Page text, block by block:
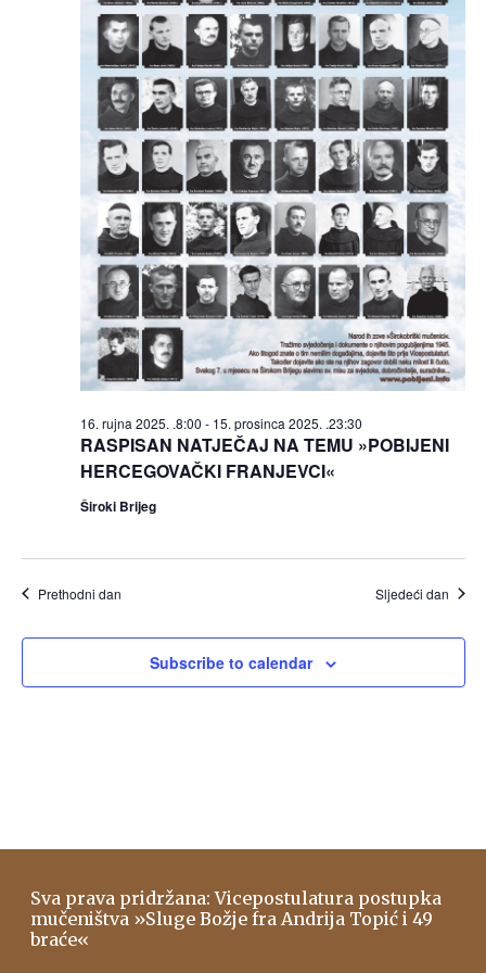
RASPISAN NATJEČAJ NA TEMU »POBIJENI
HERCEGOVAČKI FRANJEVCI«
16. rujna 2025. .8:00 - 15. prosinca 2025. .23:30
Široki Brijeg
Prethodni dan Sljedeći dan
Subscribe to calendar
Sva prava pridržana: Vicepostulatura postupka
mučeništva »Sluge Božje fra Andrija Topić i 49
braće«